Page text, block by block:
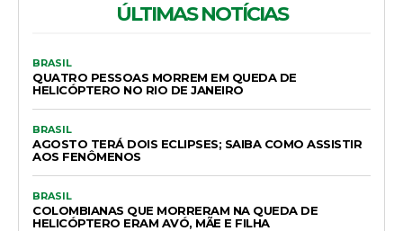
ÚLTIMAS NOTÍCIAS
BRASIL
QUATRO PESSOAS MORREM EM QUEDA DE
HELICÓPTERO NO RIO DE JANEIRO
BRASIL
AGOSTO TERÁ DOIS ECLIPSES; SAIBA COMO ASSISTIR
AOS FENÔMENOS
BRASIL
COLOMBIANAS QUE MORRERAM NA QUEDA DE
HELICÓPTERO ERAM AVÓ, MÃE E FILHA